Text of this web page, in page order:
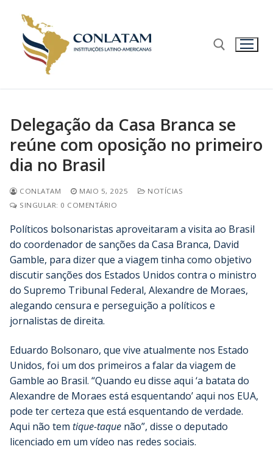
Delegação da Casa Branca se
reúne com oposição no primeiro
dia no Brasil
CONLATAM MAIO 5, 2025
NOTÍCIAS
SINGULAR: 0 COMENTÁRIO
Políticos bolsonaristas aproveitaram a visita ao Brasil
do coordenador de sanções da Casa Branca, David
Gamble, para dizer que a viagem tinha como objetivo
discutir sanções dos Estados Unidos contra o ministro
do Supremo Tribunal Federal, Alexandre de Moraes,
alegando censura e perseguição a políticos e
jornalistas de direita.
Eduardo Bolsonaro, que vive atualmente nos Estado
Unidos, foi um dos primeiros a falar da viagem de
Gamble ao Brasil. “Quando eu disse aqui ‘a batata do
Alexandre de Moraes está esquentando’ aqui nos EUA,
pode ter certeza que está esquentando de verdade.
Aqui não tem tique-taque não”, disse o deputado
licenciado em um vídeo nas redes sociais.